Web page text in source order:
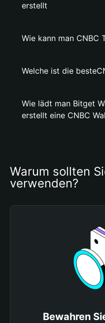
erstellt
Wie kann man CNBC
Welche ist die
Wie lädt man Bitget
erstellt eine CNBC
Warum sollten
verwenden?
Bewahren